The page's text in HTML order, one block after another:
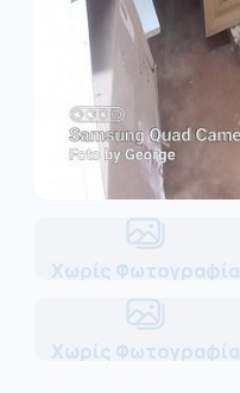
Χωρίς Φωτογραφία
Χωρίς Φωτογραφία